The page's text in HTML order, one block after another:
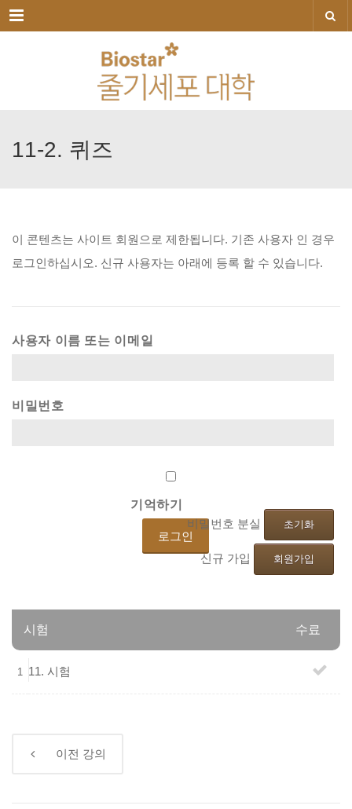
메뉴
11-2. 퀴즈
이 콘텐츠는 사이트 회원으로 제한됩니다. 기존 사용자 인 경우
로그인하십시오. 신규 사용자는 아래에 등록 할 수 있습니다.
사용자 이름 또는 이메일
비밀번호
기억하기
비밀번호 분실 초기화
신규 가입 회원가입
시험 수료
1 11. 시험
이전 강의